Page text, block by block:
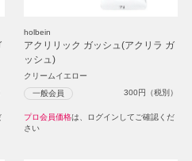
holbein
アクリリック ガッシュ(アクリラ ガ
ッシュ)
クリームイエロー
一般会員 300円（税別）
プロ会員価格は、ログインしてご確認くだ
さい